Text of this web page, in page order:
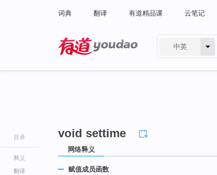
词典 翻译 有道精品课 云笔记
中英
目录
释义
翻译
void settime
网络释义
赋值成员函数